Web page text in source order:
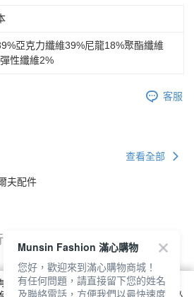
亞克力纖維39%尼龍18%聚酯纖維
性纖維2%
客服
查看全部
夫配件
本網站使用 cookie 方式之詳情，及若您不希
Munsin Fashion 滿心購物
您好，歡迎來到滿心購物商城！
有任何問題，請直接留下您的姓名
及聯絡電話，方便我們以最快速度